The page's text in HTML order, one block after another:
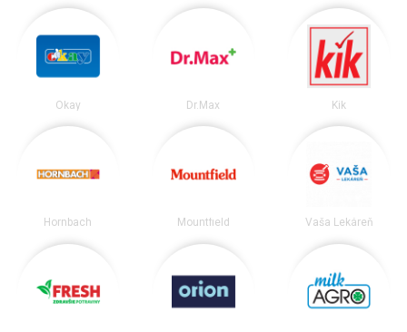
Okay Dr.Max Kik
Hornbach Mountfield Vaša Lekáreň